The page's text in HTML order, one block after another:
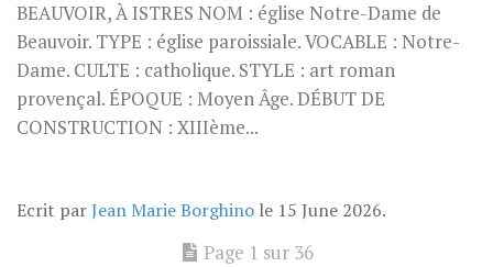
BEAUVOIR, À ISTRES NOM : église Notre-Dame de
Beauvoir. TYPE : église paroissiale. VOCABLE : Notre-
Dame. CULTE : catholique. STYLE : art roman
provençal. ÉPOQUE : Moyen Âge. DÉBUT DE
CONSTRUCTION : XIIIème...
Ecrit parJean Marie Borghino le 15 June 2026.
Page 1 sur 36